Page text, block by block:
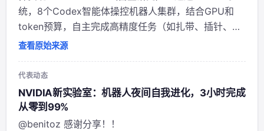
统，8个Codex智能体操控机器人集群，结合GPU和
token预算，自主完成高精度任务（如扎带、插针、安
装GPU）。关键发现是“物理缩放定律”——并行探索效
2. 作者背景与...
查看原始来源
代表动态
NVIDIA新实验室：机器人夜间自我进化，3小时完成
从零到99%
@benitoz 感谢分享！！